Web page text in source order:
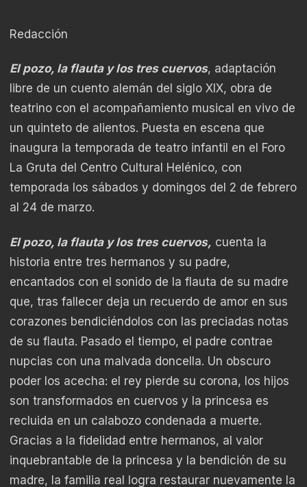
Redacción
El pozo, la flauta y los tres cuervos, adaptación
libre de un cuento alemán del siglo XIX, obra de
teatrino con el acompañamiento musical en vivo de
un quinteto de alientos. Puesta en escena que
inaugura la temporada de teatro infantil en el Foro
La Gruta del Centro Cultural Helénico, con
temporada los sábados y domingos del 2 de febrero
al 24 de marzo.
El pozo, la flauta y los tres cuervos, cuenta la
historia entre tres hermanos y su padre,
encantados con el sonido de la flauta de su madre
que, tras fallecer deja un recuerdo de amor en sus
corazones bendiciéndolos con las preciadas notas
de su flauta. Pasado el tiempo, el padre contrae
nupcias con una malvada doncella. Un obscuro
poder los acecha: el rey pierde su corona, los hijos
son transformados en cuervos y la princesa es
recluida en un calabozo condenada a muerte.
Gracias a la fidelidad entre hermanos, al valor
inquebrantable de la princesa y la bendición de su
madre, la familia real logra restaurar nuevamente la